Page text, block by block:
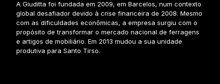
A Giuditta foi fundada em 2009, em Barcelos, num contexto
global desafiador devido à crise financeira de 2008. Mesmo
com as dificuldades econômicas, a empresa surgiu com o
propósito de transformar o mercado nacional de ferragens
e artigos de mobiliário. Em 2013 mudou a sua unidade
produtiva para Santo Tirso.